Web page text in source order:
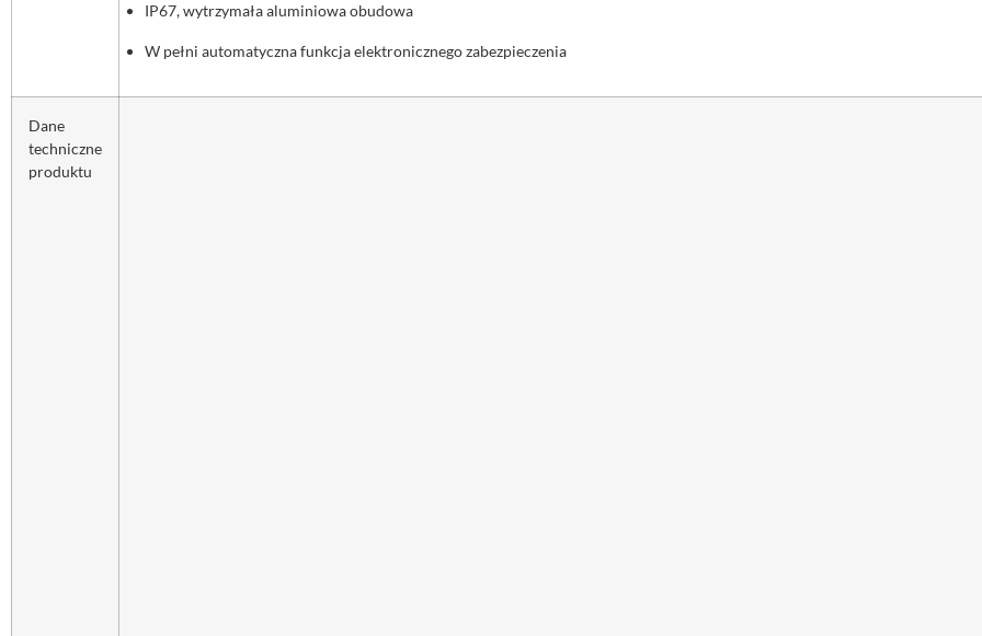
IP67, wytrzymała aluminiowa obudowa
W pełni automatyczna funkcja elektronicznego zabezpieczenia
Dane
techniczne
produktu